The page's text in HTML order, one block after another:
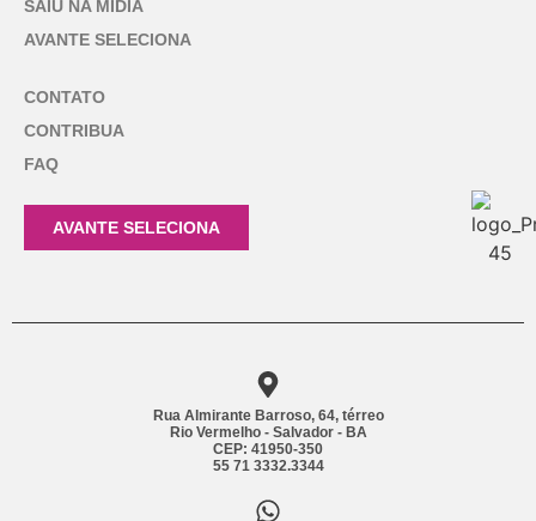
SAIU NA MÍDIA
AVANTE SELECIONA
CONTATO
CONTRIBUA
FAQ
AVANTE SELECIONA
Rua Almirante Barroso, 64, térreo
Rio Vermelho - Salvador - BA
CEP: 41950-350
55 71 3332.3344